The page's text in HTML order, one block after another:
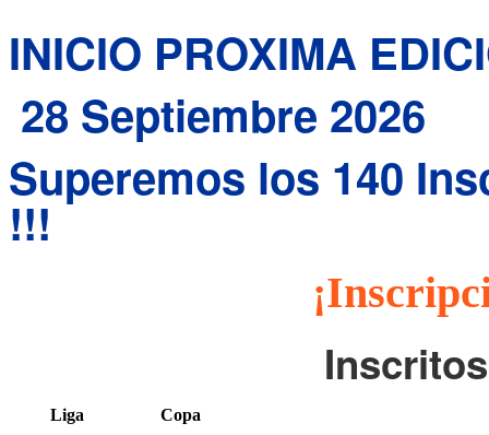
INICIO PROXIMA
28 Septiembre 2026
Superemos los 140
!!!
Liga Copa